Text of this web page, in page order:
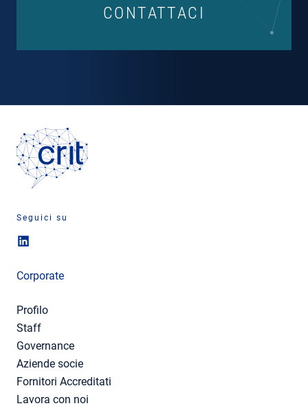
CONTATTACI
Seguici su
Corporate
Profilo
Staff
Governance
Aziende socie
Fornitori Accreditati
Lavora con noi